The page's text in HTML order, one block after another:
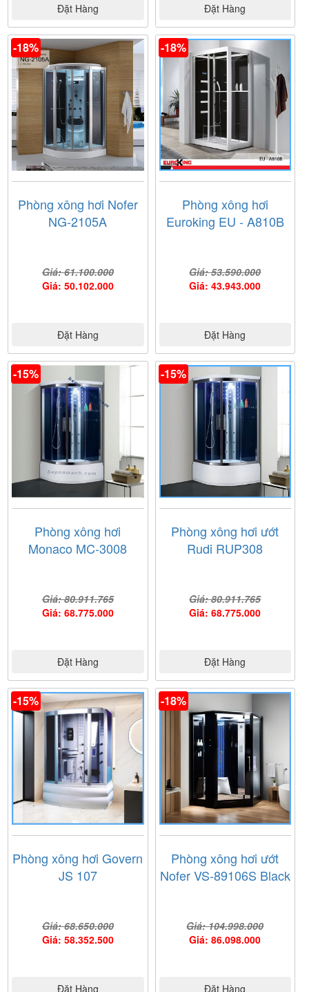
Đặt Hàng Đặt Hàng
-18%
Phòng xông hơi Nofer
NG-2105A
Giá: 61.100.000
Giá: 50.102.000
Đặt Hàng
-18%
Phòng xông hơi
Euroking EU - A810B
Giá: 53.590.000
Giá: 43.943.000
Đặt Hàng
-15%
Phòng xông hơi
Monaco MC-3008
Giá: 80.911.765
Giá: 68.775.000
Đặt Hàng
-15%
Phòng xông hơi ướt
Rudi RUP308
Giá: 80.911.765
Giá: 68.775.000
Đặt Hàng
-15%
Phòng xông hơi Govern
JS 107
Giá: 68.650.000
Giá: 58.352.500
Đặt Hàng
-18%
Phòng xông hơi ướt
Nofer VS-89106S Black
Giá: 104.998.000
Giá: 86.098.000
Đặt Hàng